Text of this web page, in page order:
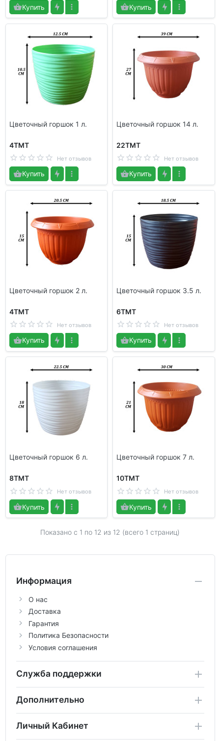
Купить Купить
Цветочный горшок 1 л.
4TMT
Нет отзывов
Купить
Цветочный горшок 14 л.
22TMT
Нет отзывов
Купить
Цветочный горшок 2 л.
4TMT
Нет отзывов
Купить
Цветочный горшок 3.5 л.
6TMT
Нет отзывов
Купить
Цветочный горшок 6 л.
8TMT
Нет отзывов
Купить
Цветочный горшок 7 л.
10TMT
Нет отзывов
Купить
Показано с 1 по 12 из 12 (всего 1 страниц)
Информация
О нас
Доставка
Гарантия
Политика Безопасности
Условия соглашения
Служба поддержки
Дополнительно
Личный Кабинет